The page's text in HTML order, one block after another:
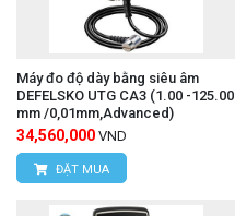
Máy đo độ dày bằng siêu âm
DEFELSKO UTG CA3 (1.00 -125.00
mm /0,01mm,Advanced)
34,560,000 VND
ĐẶT MUA